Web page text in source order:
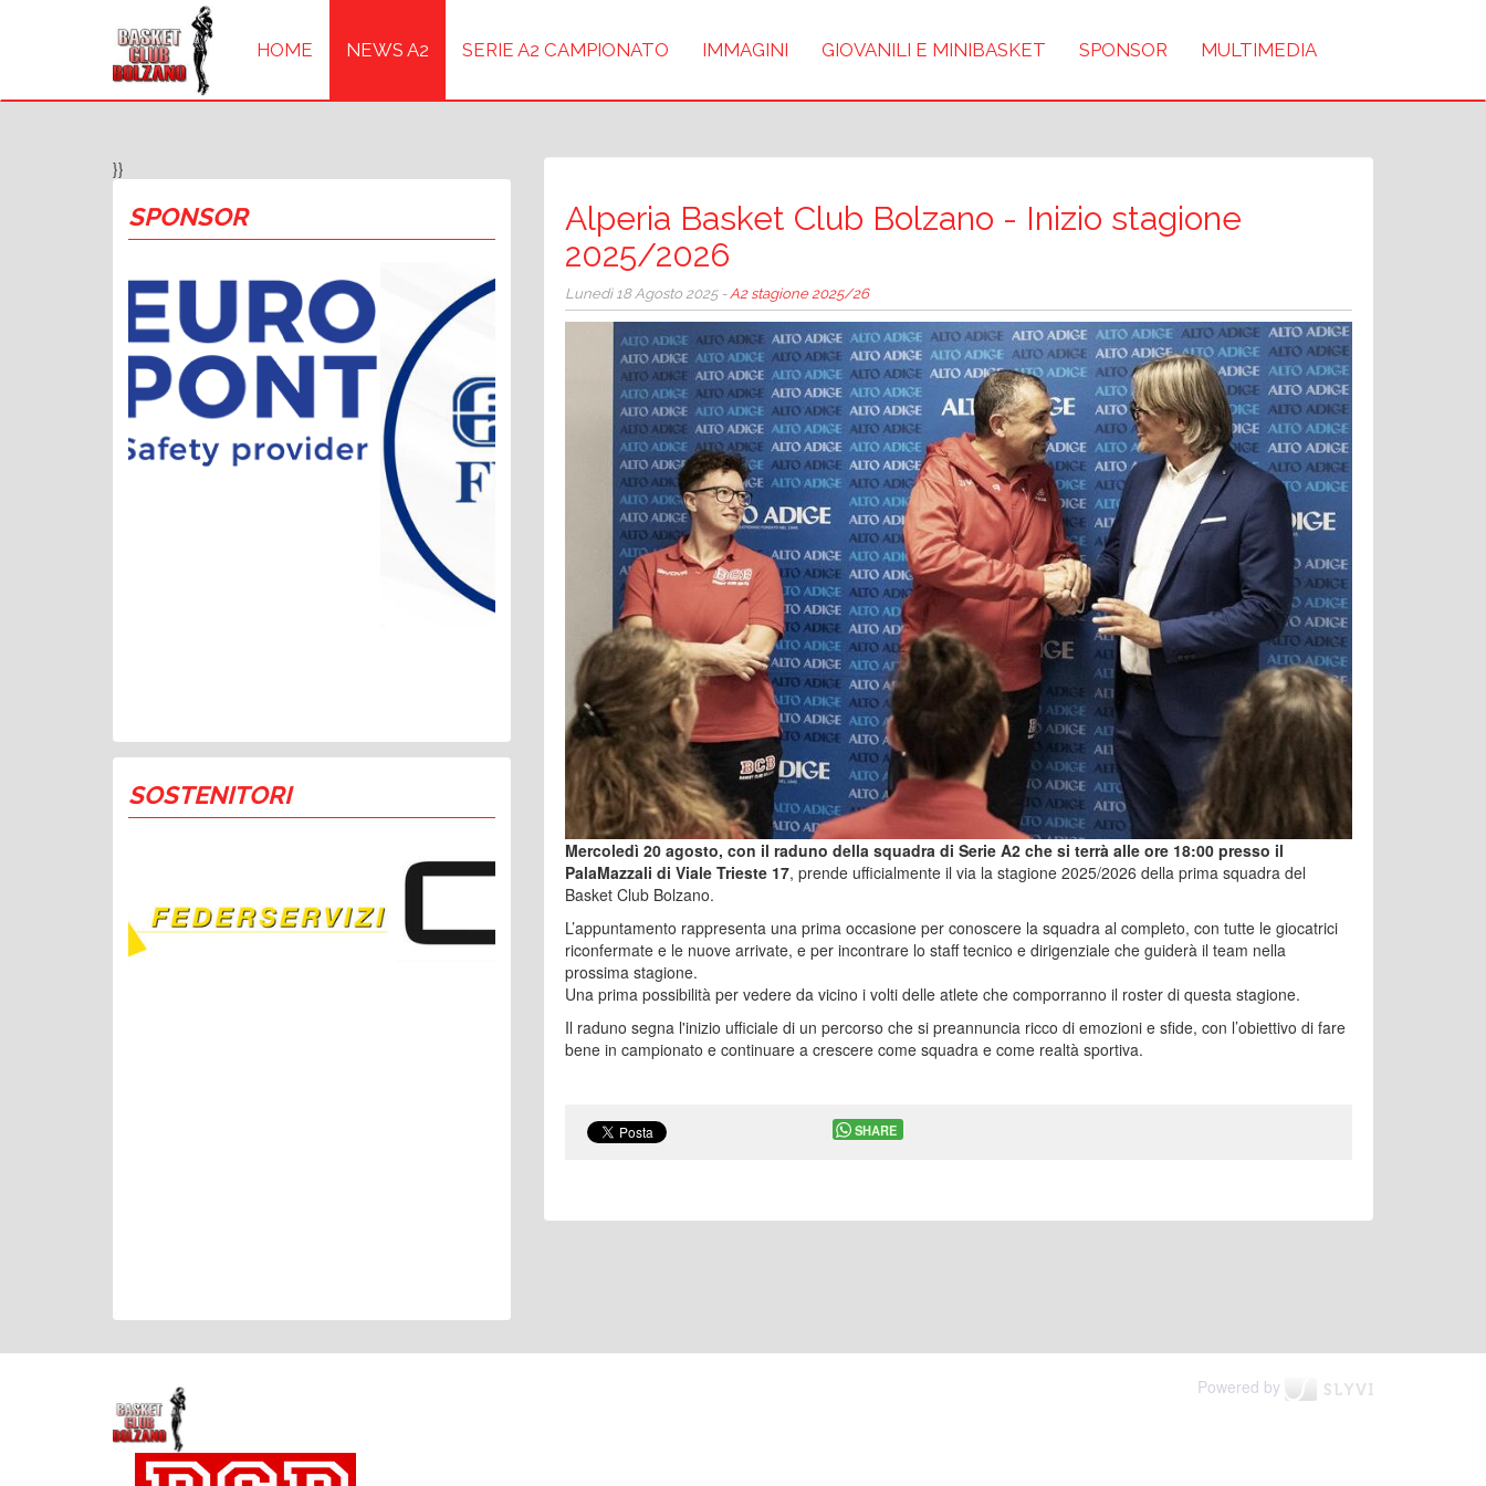
HOME NEWS A2 SERIE A2 CAMPIONATO IMMAGINI GIOVANILI E MINIBASKET SPONSOR MULTIMEDIA
}}
SPONSOR
SOSTENITORI
Alperia Basket Club Bolzano - Inizio stagione
2025/2026
Lunedì 18 Agosto 2025 -A2 stagione 2025/26
Mercoledì 20 agosto, con il raduno della squadra di Serie A2 che si terrà alle ore 18:00 presso il
PalaMazzali di Viale Trieste 17, prende ufficialmente il via la stagione 2025/2026 della prima squadra del
Basket Club Bolzano.
L’appuntamento rappresenta una prima occasione per conoscere la squadra al completo, con tutte le giocatrici
riconfermate e le nuove arrivate, e per incontrare lo staff tecnico e dirigenziale che guiderà il team nella
prossima stagione.
Una prima possibilità per vedere da vicino i volti delle atlete che comporranno il roster di questa stagione.
Il raduno segna l'inizio ufficiale di un percorso che si preannuncia ricco di emozioni e sfide, con l’obiettivo di fare
bene in campionato e continuare a crescere come squadra e come realtà sportiva.
SHARE
Powered by